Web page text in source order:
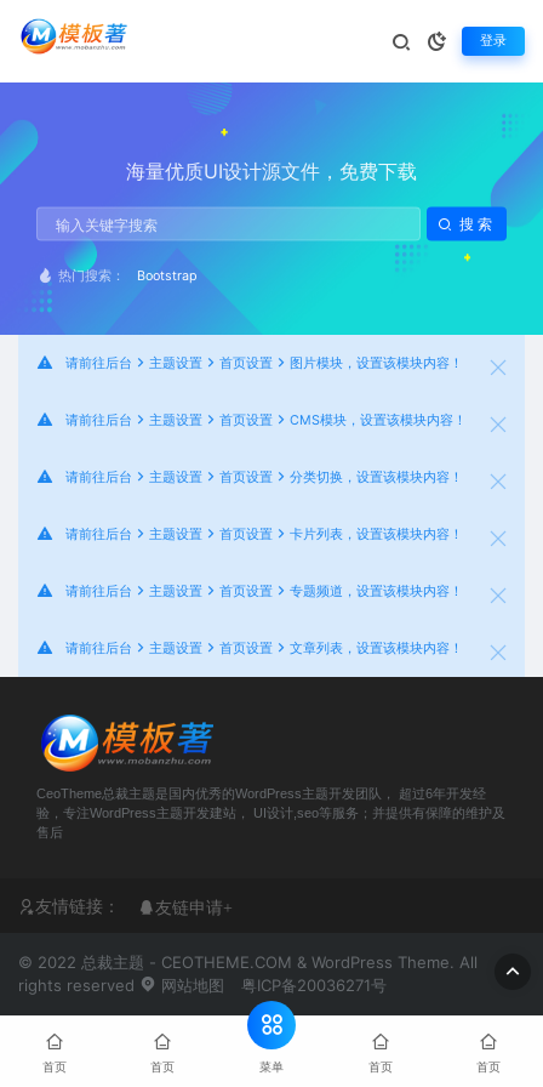
登录
海量优质UI设计源文件，免费下载
搜索
热门搜索： Bootstrap
请前往后台 主题设置 首页设置 图片模块，设置该模块内容！
请前往后台 主题设置 首页设置 CMS模块，设置该模块内容！
请前往后台 主题设置 首页设置 分类切换，设置该模块内容！
请前往后台 主题设置 首页设置 卡片列表，设置该模块内容！
请前往后台 主题设置 首页设置 专题频道，设置该模块内容！
请前往后台 主题设置 首页设置 文章列表，设置该模块内容！
CeoTheme总裁主题是国内优秀的WordPress主题开发团队， 超过6年开发经
验，专注WordPress主题开发建站， UI设计,seo等服务；并提供有保障的维护及
售后
友情链接： 友链申请+
© 2022 总裁主题 - CEOTHEME.COM & WordPress Theme. All
rights reserved
网站地图 粤ICP备20036271号
首页 首页 菜单 首页 首页